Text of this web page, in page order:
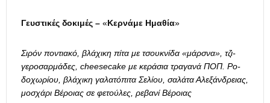
Γευστικές δοκιμές – «Κερνάμε Ημαθία»
Σιρόν ποντιακό, βλάχικη πίτα με τσουκνίδα «μάρσνα», τζι­
γεροσαρμάδες, cheesecake με κεράσια τραγανά ΠΟΠ. Ρο­
δοχωρίου, βλάχικη γαλατόπιτα Σελίου, σαλάτα Αλεξάνδρειας,
μοσχάρι Βέροιας σε φετούλες, ρεβανί Βέ­ροιας